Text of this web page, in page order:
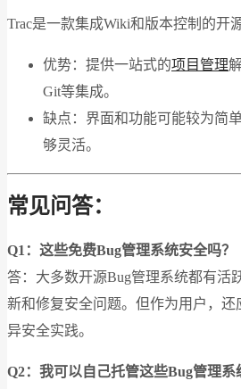
Trac是一款集成Wiki和版本控制的开
优势：提供一站式的项目管理
Git等集成。
缺点：界面和功能可能较为简
够灵活。
常见问答：
Q1：这些免费Bug管理系统安全吗？
答：大多数开源Bug管理系统都有活
新和修复安全问题。但作为用户，
异安全实践。
Q2：我可以自己托管这些Bug管理系